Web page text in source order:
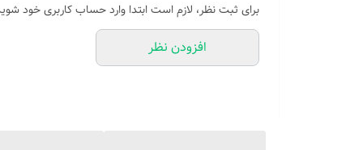
برای ثبت نظر، لازم است ابتدا وارد حساب کاربری خود
افزودن نظر